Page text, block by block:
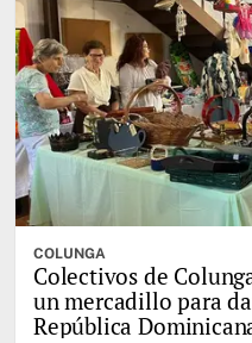
COLUNGA
Colectivos de
un mercadillo para
República